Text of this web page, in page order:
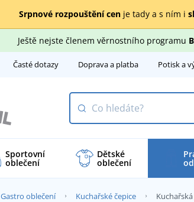
Srpnové rozpouštění cenje tady a s ním i
Ještě nejste členem věrnostního programu
Časté dotazy Doprava a platba Potisk a
Sportovní
oblečení
Dětské
oblečení
Gastro oblečení Kuchařské čepice